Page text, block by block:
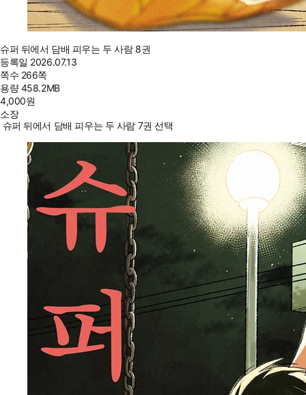
슈퍼 뒤에서 담배 피우는 두 사람 8권
등록일 2026.07.13
쪽수 266쪽
용량458.2MB
4,000원
소장
슈퍼 뒤에서 담배 피우는 두 사람 7권 선택